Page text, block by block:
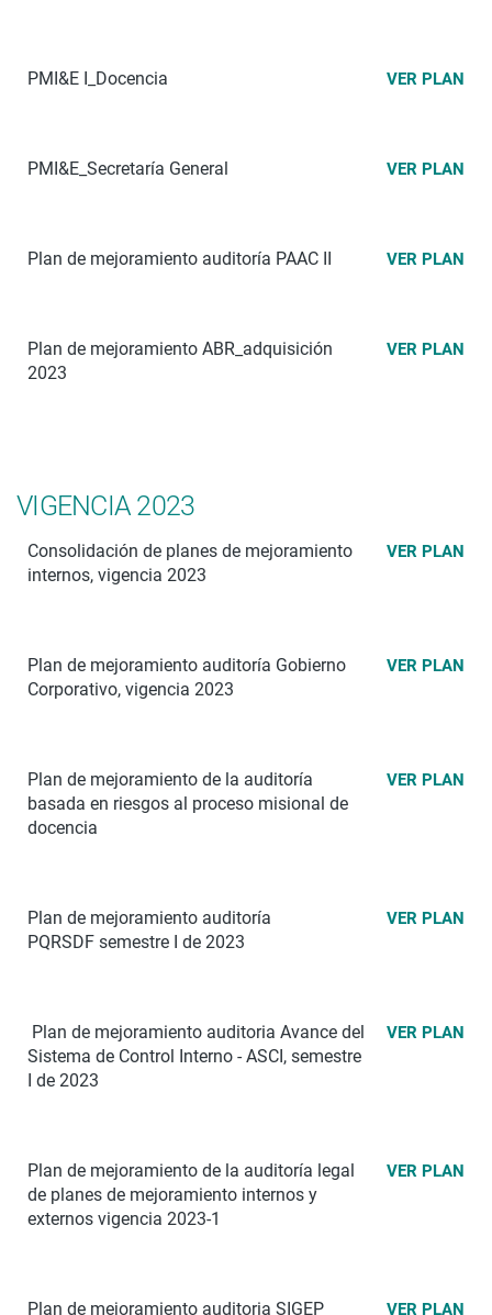
PMI&E I_Docencia VER PLAN
PMI&E_Secretaría General VER PLAN
Plan de mejoramiento auditoría PAAC II VER PLAN
Plan de mejoramiento ABR_adquisición
2023
VER PLAN
VIGENCIA 2023
Consolidación de planes de mejoramiento
internos, vigencia 2023
VER PLAN
Plan de mejoramiento auditoría Gobierno
Corporativo, vigencia 2023
VER PLAN
Plan de mejoramiento de la auditoría
basada en riesgos al proceso misional de
docencia
VER PLAN
Plan de mejoramiento auditoría
PQRSDF semestre I de 2023
VER PLAN
Plan de mejoramiento auditoria Avance del
Sistema de Control Interno - ASCI, semestre
I de 2023
VER PLAN
Plan de mejoramiento de la auditoría legal
de planes de mejoramiento internos y
externos vigencia 2023-1
VER PLAN
Plan de mejoramiento auditoria SIGEP VER PLAN